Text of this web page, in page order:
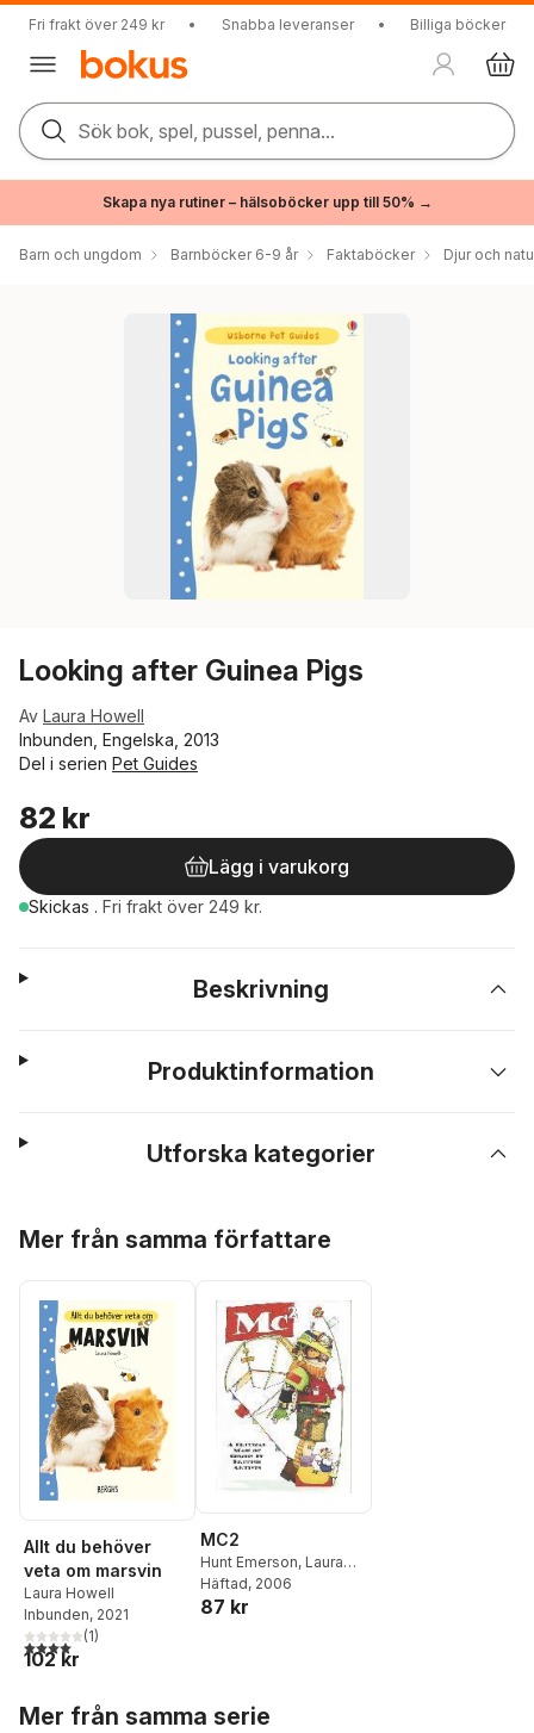
Fri frakt över 249 kr • Snabba leveranser • Billiga böcker
Sök bok, spel, pussel, penna...
Skapa nya rutiner – hälsoböcker upp till 50% →
Barn och ungdom Barnböcker 6-9 år Faktaböcker Djur och
Looking after Guinea Pigs
Av Laura Howell
Inbunden, Engelska, 2013
Del i serien Pet Guides
82 kr
Lägg i varukorg
Skickas . Fri frakt över 249 kr.
Beskrivning
Produktinformation
Utforska kategorier
Mer från samma författare
Allt du behöver
veta om marsvin
Laura Howell
Inbunden, 2021
4,0utav 5 stjärnor. Totalt antal röster:
(1)
102 kr
MC2
Hunt Emerson, Laura
Howell
Häftad, 2006
87 kr
Mer från samma serie